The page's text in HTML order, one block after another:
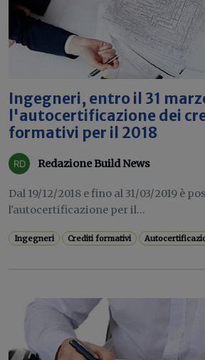
Ingegneri, entro il 31
l'autocertificazione dei
formativi per il 2018
Redazione Build News
Dal 19/12/2018 e fino al 31/03/2019 è
l'autocertificazione per il...
Ingegneri Crediti formativi